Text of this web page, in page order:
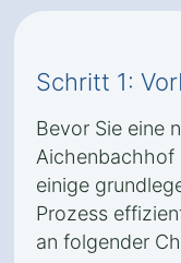
Schritt 1:
Bevor Sie eine
Aichenbachhof
einige
Prozess
an folgender